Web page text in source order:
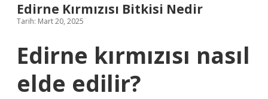
Edirne Kırmızısı Bitkisi Nedir
Tarih: Mart 20, 2025
Edirne kırmızısı nasıl
elde edilir?